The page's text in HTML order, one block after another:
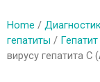
Home /
гепатиты /
вирусу гепатита